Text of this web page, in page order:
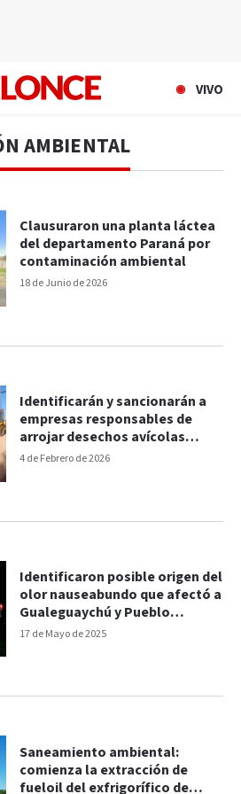
VIVO
AMBIENTAL
18 de Junio de 2026
Clausuraron una planta láctea
del departamento Paraná por
contaminación ambiental
4 de Febrero de 2026
Identificarán y sancionarán a
empresas responsables de
arrojar desechos avícolas
cerca de un arroyo
17 de Mayo de 2025
Identificaron posible origen del
olor nauseabundo que afectó a
Gualeguaychú y Pueblo
Belgrano
Saneamiento ambiental:
comienza la extracción de
fueloil del exfrigorífico de